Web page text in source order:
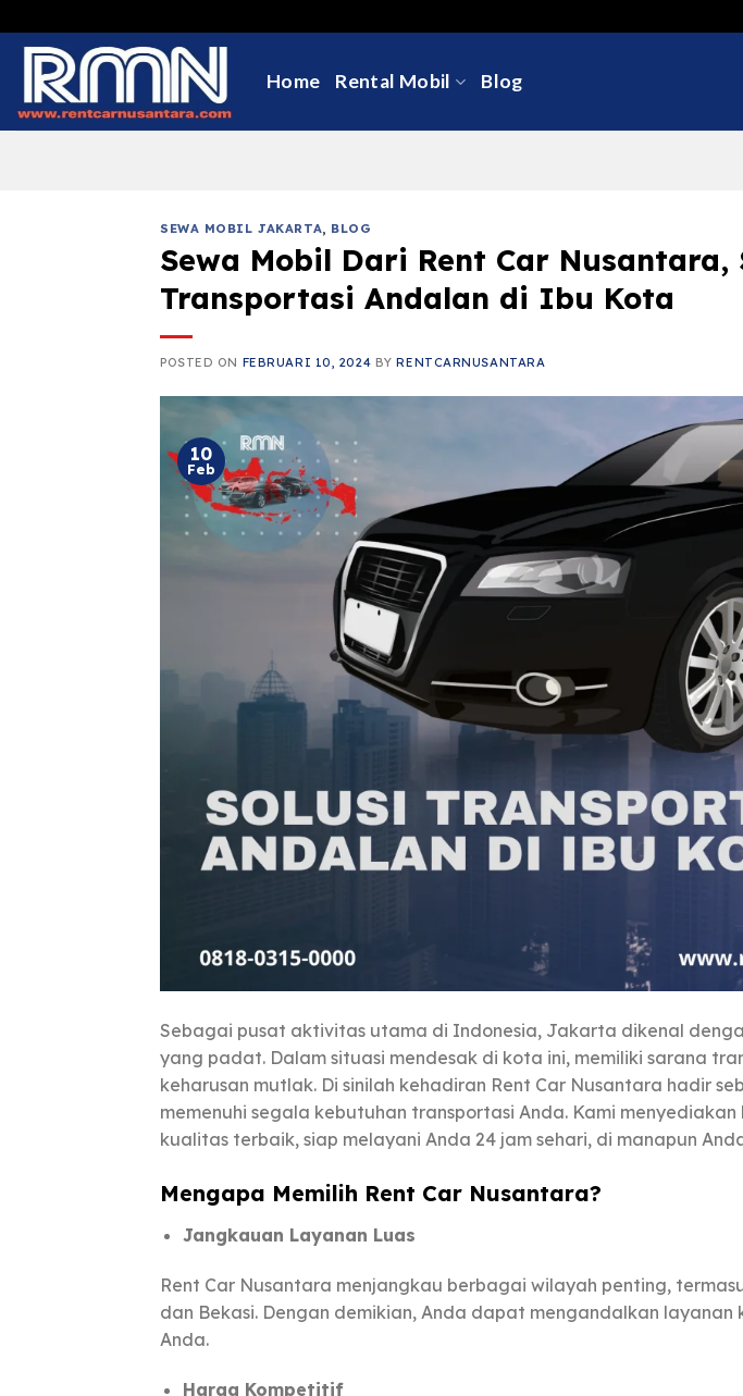
to
content
Home Rental Mobil Blog
SEWA MOBIL JAKARTA, BLOG
Sewa Mobil Dari Rent Car Nusantara,
Transportasi Andalan di Ibu Kota
POSTED ON FEBRUARI 10, 2024 BYRENTCARNUSANTARA
10
Feb
Sebagai pusat aktivitas utama di Indonesia, Jakarta dikenal
yang padat. Dalam situasi mendesak di kota ini, memiliki sarana
keharusan mutlak. Di sinilah kehadiran Rent Car Nusantara hadir
memenuhi segala kebutuhan transportasi Anda. Kami
kualitas terbaik, siap melayani Anda 24 jam sehari, di manapun
Mengapa Memilih Rent Car Nusantara?
Jangkauan Layanan Luas
Rent Car Nusantara menjangkau berbagai wilayah penting,
dan Bekasi. Dengan demikian, Anda dapat mengandalkan layanan
Anda.
Harga Kompetitif